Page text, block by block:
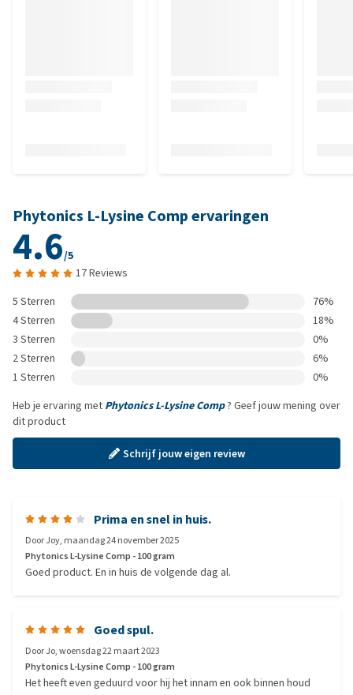
Phytonics L-Lysine Comp ervaringen
4.6/5
17 Reviews
5 Sterren
76%
4 Sterren
18%
3 Sterren
0%
2 Sterren
6%
1 Sterren
0%
Heb je ervaring met Phytonics L-Lysine Comp? Geef jouw mening over
dit product
Schrijf jouw eigen review
Prima en snel in huis.
DoorJoy, maandag 24 november 2025
Phytonics L-Lysine Comp - 100 gram
Goed product. En in huis de volgende dag al.
Goed spul.
DoorJo,woensdag 22 maart 2023
Phytonics L-Lysine Comp - 100 gram
Het heeft even geduurd voor hij het innam en ook binnen houd